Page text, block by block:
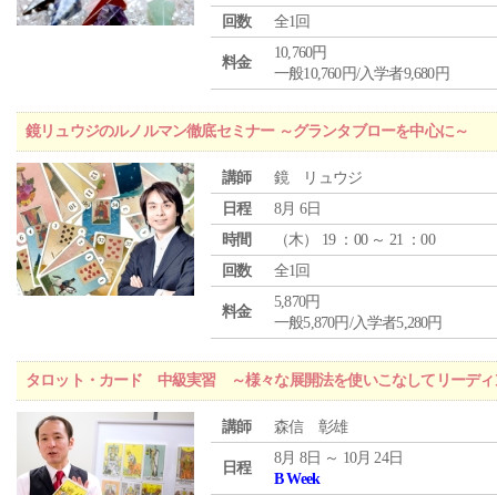
回数
全1回
料金
10,760円
一般10,760円/入学者9,680円
鏡リュウジのルノルマン徹底セミナー ～グランタブローを中心に～
講師
鏡 リュウジ
日程
8月 6日
時間
（木） 19 ：00 ～ 21 ：00
回数
全1回
料金
5,870円
一般5,870円/入学者5,280円
タロット・カード 中級実習 ～様々な展開法を使いこなしてリーディ
講師 森信 彰雄
日程
8月 8日 ～ 10月 24日
B Week